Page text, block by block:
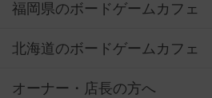
福岡県のボードゲームカフェ
北海道のボードゲームカフェ
オーナー・店長の方へ